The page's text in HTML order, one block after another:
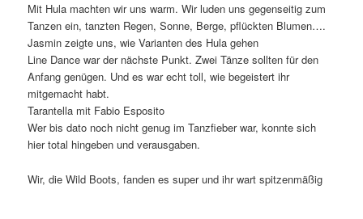
Mit Hula machten wir uns warm. Wir luden uns gegenseitig zum
Tanzen ein, tanzten Regen, Sonne, Berge, pflückten Blumen….
Jasmin zeigte uns, wie Varianten des Hula gehen
Line Dance war der nächste Punkt. Zwei Tänze sollten für den
Anfang genügen. Und es war echt toll, wie begeistert ihr
mitgemacht habt.
Tarantella mit Fabio Esposito
Wer bis dato noch nicht genug im Tanzfieber war, konnte sich
hier total hingeben und verausgaben.
Wir, die Wild Boots, fanden es super und ihr wart spitzenmäßig